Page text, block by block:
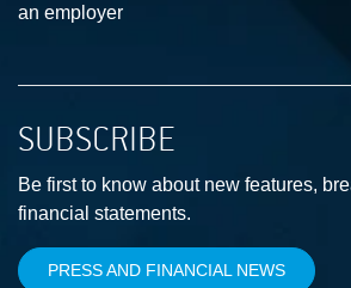
an employer
SUBSCRIBE
Be first to know about new features,
financial statements.
PRESS AND FINANCIAL NEWS